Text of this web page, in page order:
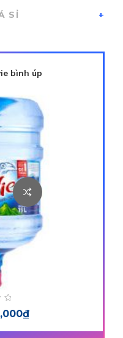
SỈ +
bình úp
₫